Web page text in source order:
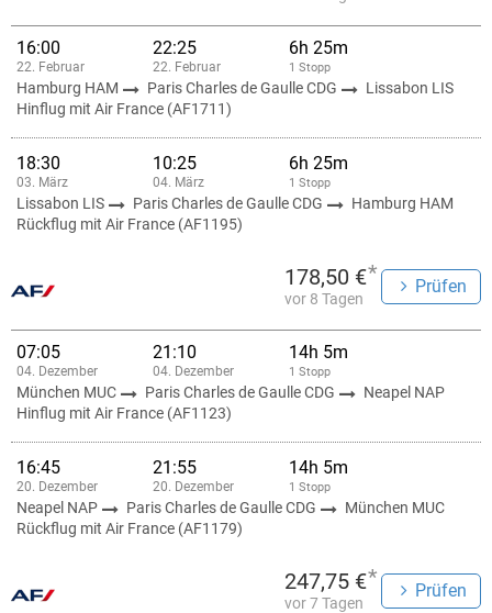
16:00
22. Februar
22:25
22. Februar
6h 25m
1 Stopp
Hamburg HAM Paris Charles de Gaulle CDG
Lissabon LIS
Hinflug mit Air France (AF1711)
18:30
03. März
10:25
04. März
6h 25m
1 Stopp
Lissabon LIS Paris Charles de Gaulle CDG
Hamburg HAM
Rückflug mit Air France (AF1195)
178,50 €*
vor 8 Tagen
Prüfen
07:05
04. Dezember
21:10
04. Dezember
14h 5m
1 Stopp
München MUC Paris Charles de Gaulle CDG
Neapel NAP
Hinflug mit Air France (AF1123)
16:45
20. Dezember
21:55
20. Dezember
14h 5m
1 Stopp
Neapel NAP Paris Charles de Gaulle CDG
München MUC
Rückflug mit Air France (AF1179)
247,75 €*
vor 7 Tagen
Prüfen